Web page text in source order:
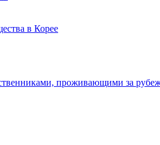
в Корее
проживающими за